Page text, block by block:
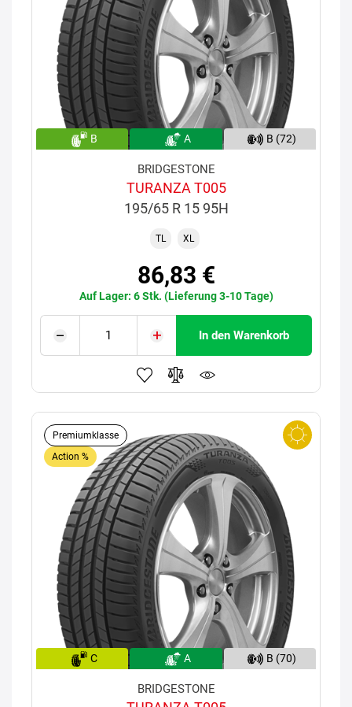
B A B (72)
BRIDGESTONE
TURANZA T005
195/65 R 15 95H
TL XL
86,83 €
Auf Lager: 6 Stk. (Lieferung 3-10 Tage)
In den Warenkorb
Premiumklasse
Action %
C A B (70)
BRIDGESTONE